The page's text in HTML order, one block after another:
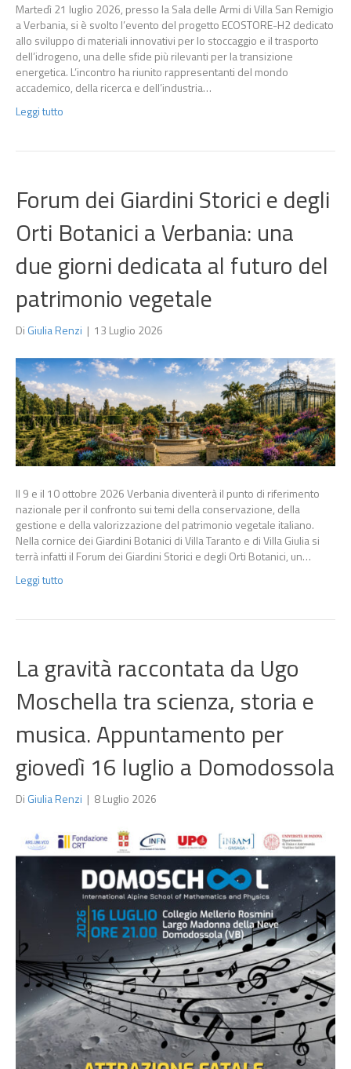
Martedì 21 luglio 2026, presso la Sala delle Armi di Villa San Remigio
a Verbania, si è svolto l’evento del progetto ECOSTORE-H2 dedicato
allo sviluppo di materiali innovativi per lo stoccaggio e il trasporto
dell’idrogeno, una delle sfide più rilevanti per la transizione
energetica. L’incontro ha riunito rappresentanti del mondo
accademico, della ricerca e dell’industria…
Leggi tutto
Forum dei Giardini Storici e degli
Orti Botanici a Verbania: una
due giorni dedicata al futuro del
patrimonio vegetale
Di Giulia Renzi | 13 Luglio 2026
Il 9 e il 10 ottobre 2026 Verbania diventerà il punto di riferimento
nazionale per il confronto sui temi della conservazione, della
gestione e della valorizzazione del patrimonio vegetale italiano.
Nella cornice dei Giardini Botanici di Villa Taranto e di Villa Giulia si
terrà infatti il Forum dei Giardini Storici e degli Orti Botanici, un…
Leggi tutto
La gravità raccontata da Ugo
Moschella tra scienza, storia e
musica. Appuntamento per
giovedì 16 luglio a Domodossola
Di Giulia Renzi | 8 Luglio 2026